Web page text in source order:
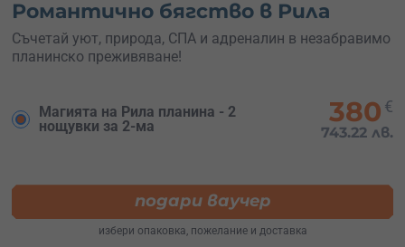
Романтично бягство в Рила
Съчетай уют, природа, СПА и адреналин в незабравимо
планинско преживяване!
Магията на Рила планина - 2
нощувки за 2-ма
380 €
743.22 лв.
подари ваучер
избери опаковка, пожелание и доставка